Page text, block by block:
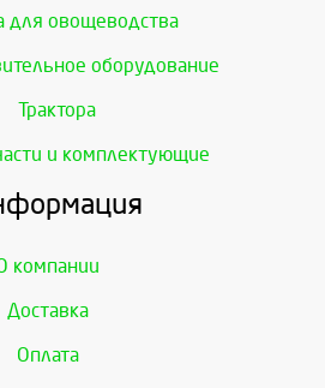
для овощеводства
оборудование
Трактора
и комплектующие
компании
Доставка
Оплата